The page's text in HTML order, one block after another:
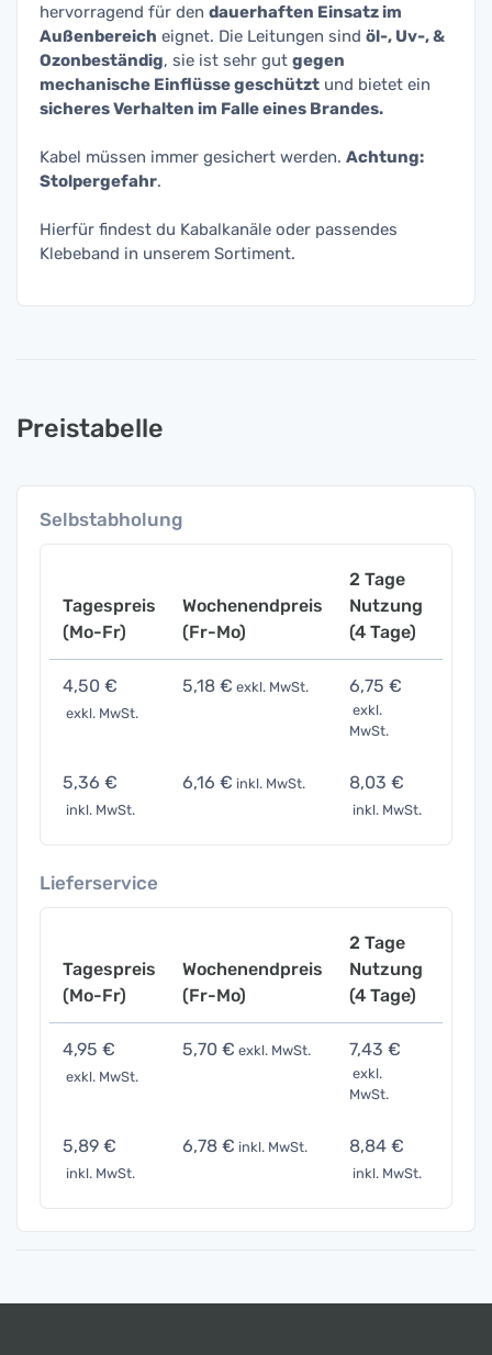
hervorragend für den dauerhaften Einsatz im
Außenbereich eignet. Die Leitungen sind öl-, Uv-, &
Ozonbeständig, sie ist sehr gut gegen
mechanische Einflüsse geschützt und bietet ein
sicheres Verhalten im Falle eines Brandes.
Kabel müssen immer gesichert werden. Achtung:
Stolpergefahr.
Hierfür findest du Kabalkanäle oder passendes
Klebeband in unserem Sortiment.
Preistabelle
Selbstabholung
Tagespreis
(Mo-Fr)
Wochenendpreis
(Fr-Mo)
2 Tage
Nutzung
(4 Tage)
4,50 €
exkl. MwSt.
5,18 € exkl. MwSt. 6,75 €
exkl.
MwSt.
5,36 €
inkl. MwSt.
6,16 € inkl. MwSt. 8,03 €
inkl. MwSt.
Lieferservice
Tagespreis
(Mo-Fr)
Wochenendpreis
(Fr-Mo)
2 Tage
Nutzung
(4 Tage)
4,95 €
exkl. MwSt.
5,70 € exkl. MwSt. 7,43 €
exkl.
MwSt.
5,89 €
inkl. MwSt.
6,78 € inkl. MwSt. 8,84 €
inkl. MwSt.